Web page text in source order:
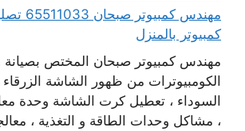
مهندس
كمبيوتر بالمنزل
مهندس كمبيوتر صبحان المختص
الكومبيوترات من ظهور الشاشة
السوداء ، تعطيل كرت الشاشة وحدة
، مشاكل وحدات الطاقة و التغذية ،